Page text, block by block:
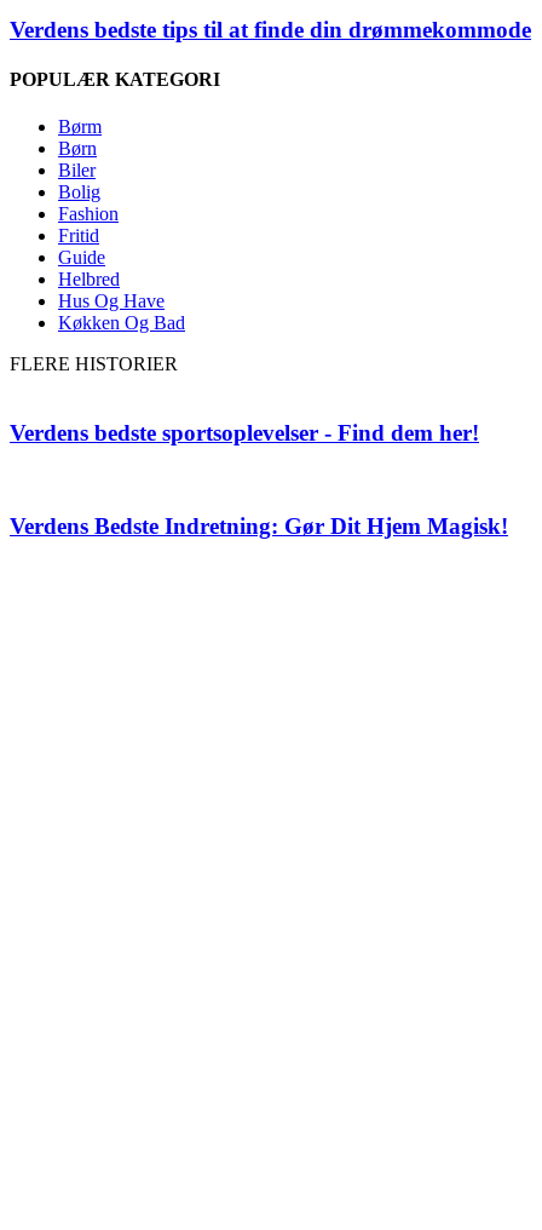
Verdens bedste tips til at finde din drømmekommode
POPULÆR KATEGORI
Børm
Børn
Biler
Bolig
Fashion
Fritid
Guide
Helbred
Hus Og Have
Køkken Og Bad
FLERE HISTORIER
Verdens bedste sportsoplevelser - Find dem her!
Verdens Bedste Indretning: Gør Dit Hjem Magisk!